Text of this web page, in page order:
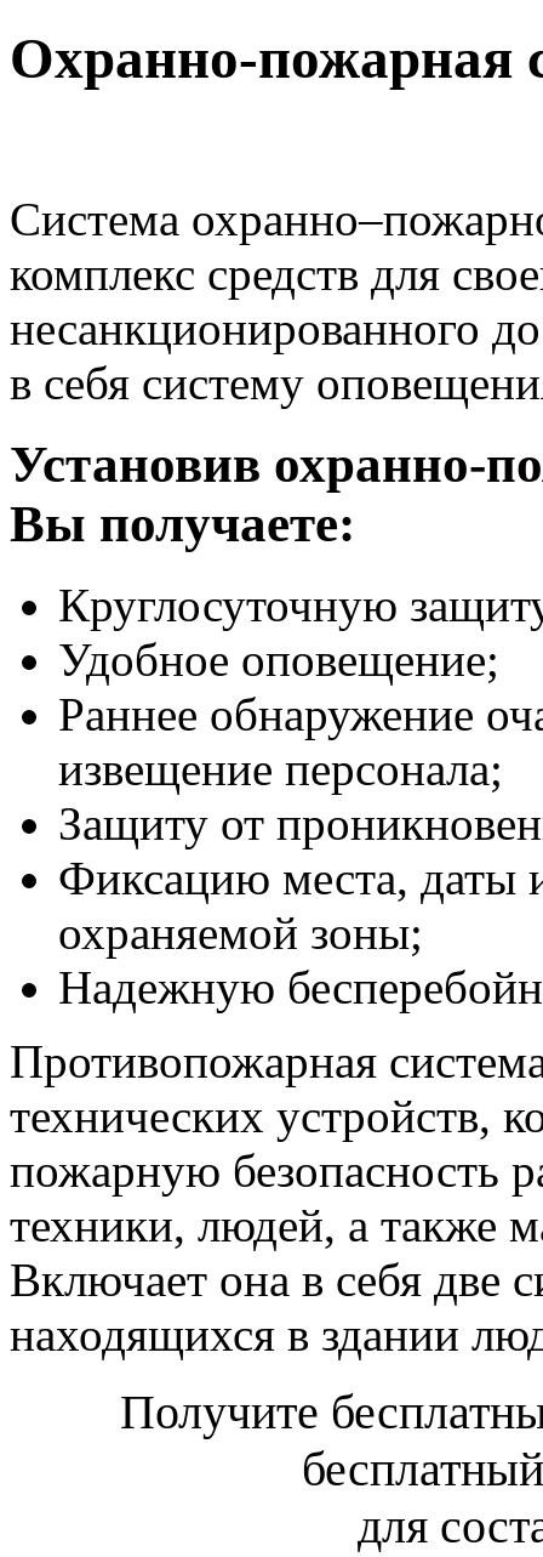
Охранно-пожарная
Система
комплекс средств для
несанкционированного
в себя систему
Установив охранно-
Вы получаете:
Круглосуточную
Удобное оповещение;
Раннее обнаружение
извещение персонала;
Защиту от
Фиксацию места, даты
охраняемой зоны;
Надежную
Противопожарная
технических устройств,
пожарную безопасность
техники, людей, а также
Включает она в себя две
находящихся в здании
Получите
для